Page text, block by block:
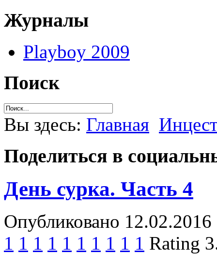
Журналы
Playboy 2009
Поиск
Вы здесь: Главная
Поделиться в
День сурка. Часть 4
Опубликовано
1 1 1 1 1 1 1 1 1 1 Rating